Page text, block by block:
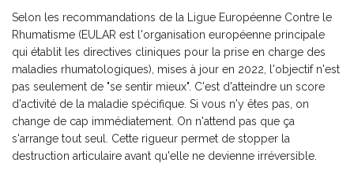
Selon les recommandations de la Ligue Européenne Contre le
Rhumatisme (EULAR est l'organisation européenne principale
qui établit les directives cliniques pour la prise en charge des
maladies rhumatologiques), mises à jour en 2022, l'objectif n'est
pas seulement de "se sentir mieux". C'est d'atteindre un score
d'activité de la maladie spécifique. Si vous n'y êtes pas, on
change de cap immédiatement. On n'attend pas que ça
s'arrange tout seul. Cette rigueur permet de stopper la
destruction articulaire avant qu'elle ne devienne irréversible.